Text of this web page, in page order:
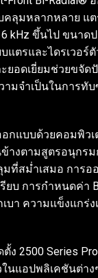
บบเคลื่อนที่สำหรับก
54
บบเสียงทัวร์
ตภัณฑ์ที่ยกเลิกการผ
ลุมหลากหลาย แ
kHz ขึ้นไป ขนาด
แตรและไดรเวอ
ยอดเยี่ยมช่วยขจั
ามจำเป็นในการทั
กแบบด้วยคอมพิว
างตามสูตรอนุกร
ที่สม่ำเสมอ การอ
ยบ การกำหนดค่า
บา ความแข็งแกร่
ตั้ง 2500 Series
ในแอปพลิเคชันต่า